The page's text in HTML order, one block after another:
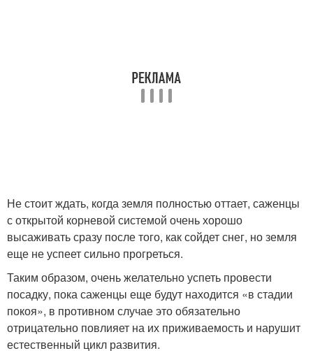
Не стоит ждать, когда земля полностью оттает, саженцы
с открытой корневой системой очень хорошо
высаживать сразу после того, как сойдет снег, но земля
еще не успеет сильно прогреться.
Таким образом, очень желательно успеть провести
посадку, пока саженцы еще будут находится «в стадии
покоя», в противном случае это обязательно
отрицательно повлияет на их приживаемость и нарушит
естественный цикл развития.